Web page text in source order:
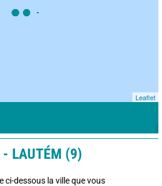
Leaflet
- LAUTÉM (9)
ci-dessous la ville que vous